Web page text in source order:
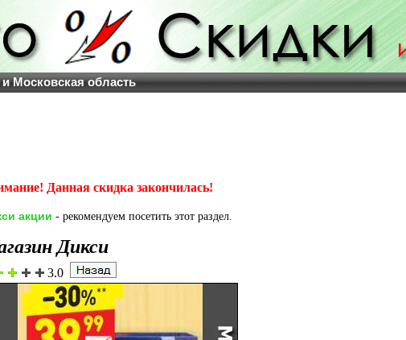
Московская область
Данная скидка закончилась!
акции - рекомендуем посетить этот раздел.
Дикси
3.0